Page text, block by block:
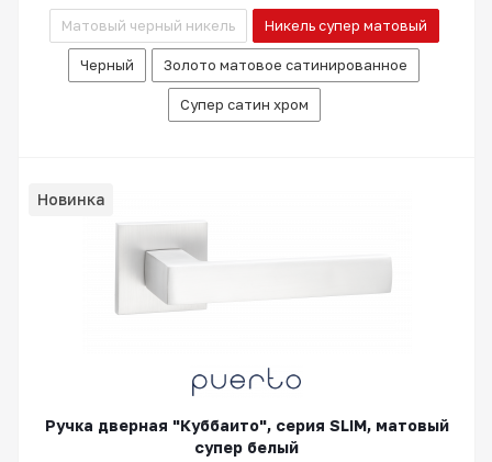
Матовый черный никель Никель супер матовый
Черный Золото матовое сатинированное
Супер сатин хром
Новинка
Ручка дверная "Куббаито", серия SLIM, матовый
супер белый